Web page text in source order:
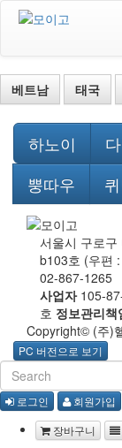
베트남 태국
하노이
뿡따우
서울시 구로
b103호 (우편
02-867-1265
사업자105-
호 정보관리책
Copyright© (주)
PC 버전으로 보기
로그인
회원가입
장바구니